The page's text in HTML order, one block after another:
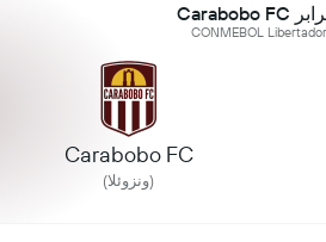
Carabobo FC
(ونزوئلا)